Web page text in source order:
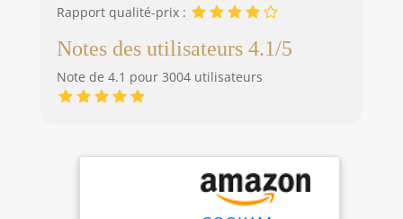
Rapport qualité-prix :
Notes des utilisateurs 4.1/5
Note de 4.1 pour 3004 utilisateurs